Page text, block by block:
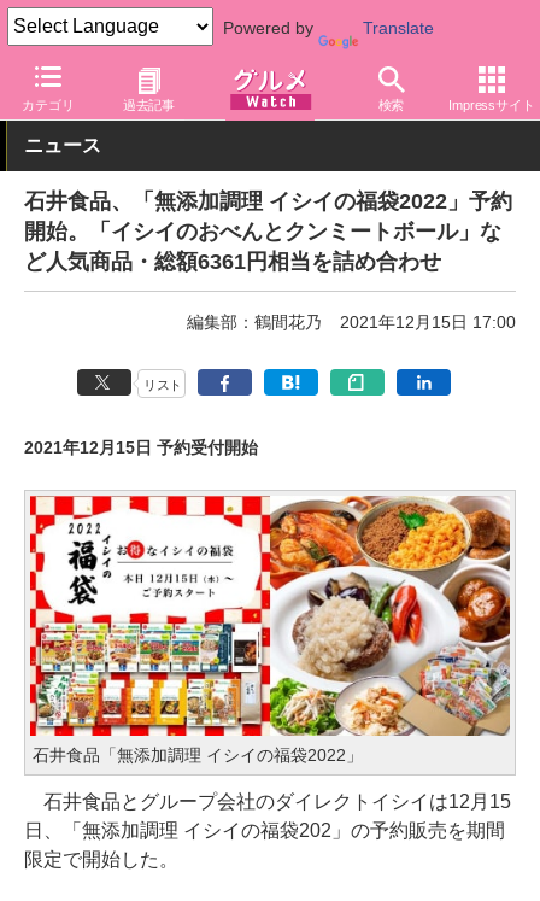
Powered by Translate
カテゴリ 過去記事 検索 Impressサイト
グルメ Watch 食品
ニュース
石井食品、「無添加調理 イシイの福袋2022」予約
開始。「イシイのおべんとクンミートボール」な
ど人気商品・総額6361円相当を詰め合わせ
編集部：鶴間花乃 2021年12月15日 17:00
リスト
2021年12月15日 予約受付開始
石井食品「無添加調理 イシイの福袋2022」
石井食品とグループ会社のダイレクトイシイは12月15
日、「無添加調理 イシイの福袋202」の予約販売を期間
限定で開始した。